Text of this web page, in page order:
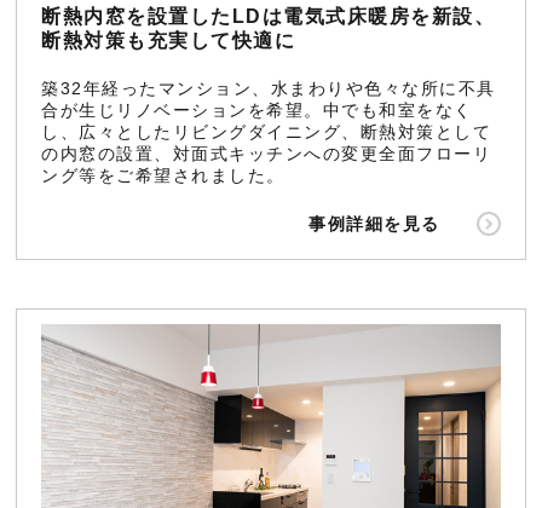
断熱内窓を設置したLDは電気式床暖房を新設、
断熱対策も充実して快適に
築32年経ったマンション、水まわりや色々な所に不具
合が生じリノベーションを希望。中でも和室をなく
し、広々としたリビングダイニング、断熱対策として
の内窓の設置、対面式キッチンへの変更全面フローリ
ング等をご希望されました。
事例詳細を見る